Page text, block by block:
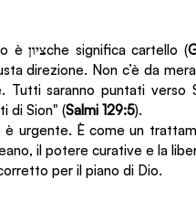
è ציוןche significa cartello (
direzione. Non c’è da
Tutti saranno puntati verso
di Sion" (Salmi 129:5).
è urgente. È come un
il potere curative e la
per il piano di Dio.